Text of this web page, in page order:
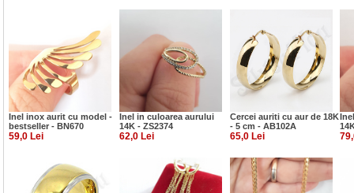
Inel inox aurit cu model -
bestseller - BN670
Inel in culoarea aurului
14K - ZS2374
Cercei auriti cu aur de 18K
- 5 cm - AB102A
59,0 Lei 62,0 Lei 65,0 Lei